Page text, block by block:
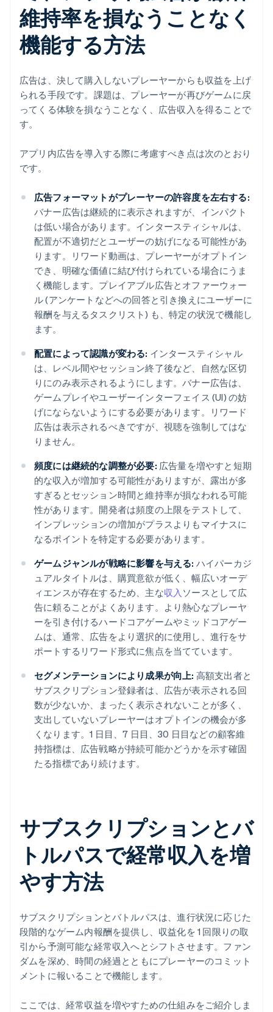
維持率を損なうことなく
機能する方法
広告は、決して購入しないプレーヤーからも収益を上げ
られる手段です。課題は、プレーヤーが再びゲームに戻
ってくる体験を損なうことなく、広告収入を得ることで
す。
アプリ内広告を導入する際に考慮すべき点は次のとおり
です。
広告フォーマットがプレーヤーの許容度を左右する:
バナー広告は継続的に表示されますが、インパクト
は低い場合があります。インタースティシャルは、
配置が不適切だとユーザーの妨げになる可能性があ
ります。リワード動画は、プレーヤーがオプトイン
でき、明確な価値に結び付けられている場合にうま
く機能します。プレイアブル広告とオファーウォー
ル (アンケートなどへの回答と引き換えにユーザーに
報酬を与えるタスクリスト) も、特定の状況で機能し
ます。
配置によって認識が変わる: インタースティシャル
は、レベル間やセッション終了後など、自然な区切
りにのみ表示されるようにします。バナー広告は、
ゲームプレイやユーザーインターフェイス (UI) の妨
げにならないようにする必要があります。リワード
広告は表示されるべきですが、視聴を強制してはな
りません。
頻度には継続的な調整が必要: 広告量を増やすと短期
的な収入が増加する可能性がありますが、露出が多
すぎるとセッション時間と維持率が損なわれる可能
性があります。開発者は頻度の上限をテストして、
インプレッションの増加がプラスよりもマイナスに
なるポイントを特定する必要があります。
ゲームジャンルが戦略に影響を与える: ハイパーカジ
ュアルタイトルは、購買意欲が低く、幅広いオーデ
ィエンスが存在するため、主な収入 ソースとして広
告に頼ることがよくあります。より熱心なプレーヤ
ーを引き付けるハードコアゲームやミッドコアゲー
ムは、通常、広告をより選択的に使用し、進行をサ
ポートするリワード形式に焦点を当てています。
セグメンテーションにより成果が向上: 高額支出者と
サブスクリプション登録者は、広告が表示される回
数が少ないか、まったく表示されないことが多く、
支出していないプレーヤーはオプトインの機会が多
くなります。1 日目、7 日目、30 日目などの顧客維
持指標は、広告戦略が持続可能かどうかを示す確固
たる指標であり続けます。
サブスクリプションとバ
トルパスで経常収入を増
やす方法
サブスクリプションとバトルパスは、進行状況に応じた
段階的なゲーム内報酬を提供し、収益化を 1 回限りの取
引から予測可能な経常収入へとシフトさせます。ファン
ダムを深め、時間の経過とともにプレーヤーのコミット
メントに報いることで機能します。
ここでは、経常収益を増やすための仕組みをご紹介しま